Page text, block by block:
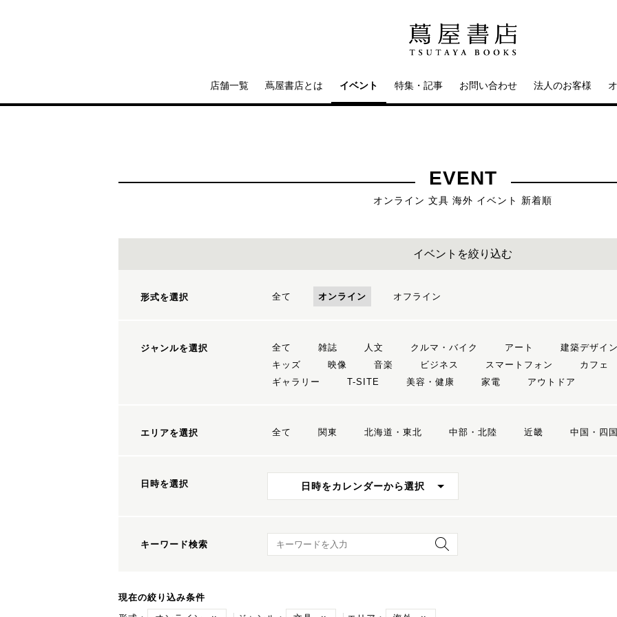
店舗一覧 蔦屋書店とは イベント 特集・記事 お問い合わせ 法人のお客様
EVENT
オンライン 文具 海外 イベント 新着順
イベントを絞り込む
形式を選択 全て オンライン オフライン
ジャンルを選択 全て 雑誌 人文 クルマ・バイク アート 建築デザイン
キッズ
映像 音楽 ビジネス スマートフォン カフェ
ギャラリー
T-SITE 美容・健康 家電 アウトドア
エリアを選択 全て 関東 北海道・東北 中部・北陸 近畿 中国・四国
日時を選択 日時をカレンダーから選択
キーワード検索 キーワード検索
現在の絞り込み条件